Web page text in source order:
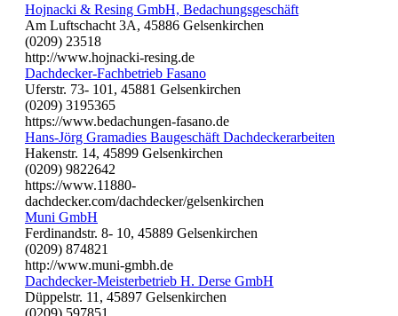
Hojnacki & Resing GmbH, Bedachungsgeschäft
Am Luftschacht 3A, 45886 Gelsenkirchen
(0209) 23518
http://www.hojnacki-resing.de
Dachdecker-Fachbetrieb Fasano
Uferstr. 73- 101, 45881 Gelsenkirchen
(0209) 3195365
https://www.bedachungen-fasano.de
Hans-Jörg Gramadies Baugeschäft Dachdeckerarbeiten
Hakenstr. 14, 45899 Gelsenkirchen
(0209) 9822642
https://www.11880-
dachdecker.com/dachdecker/gelsenkirchen
Muni GmbH
Ferdinandstr. 8- 10, 45889 Gelsenkirchen
(0209) 874821
http://www.muni-gmbh.de
Dachdecker-Meisterbetrieb H. Derse GmbH
Düppelstr. 11, 45897 Gelsenkirchen
(0209) 597851